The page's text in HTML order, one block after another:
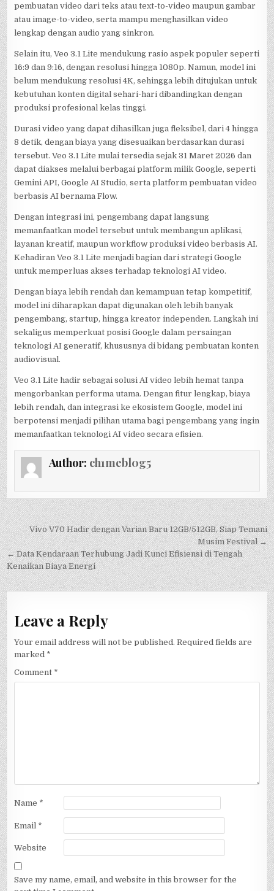
pembuatan video dari teks atau text-to-video maupun gambar
atau image-to-video, serta mampu menghasilkan video
lengkap dengan audio yang sinkron.
Selain itu, Veo 3.1 Lite mendukung rasio aspek populer seperti
16:9 dan 9:16, dengan resolusi hingga 1080p. Namun, model ini
belum mendukung resolusi 4K, sehingga lebih ditujukan untuk
kebutuhan konten digital sehari-hari dibandingkan dengan
produksi profesional kelas tinggi.
Durasi video yang dapat dihasilkan juga fleksibel, dari 4 hingga
8 detik, dengan biaya yang disesuaikan berdasarkan durasi
tersebut. Veo 3.1 Lite mulai tersedia sejak 31 Maret 2026 dan
dapat diakses melalui berbagai platform milik Google, seperti
Gemini API, Google AI Studio, serta platform pembuatan video
berbasis AI bernama Flow.
Dengan integrasi ini, pengembang dapat langsung
memanfaatkan model tersebut untuk membangun aplikasi,
layanan kreatif, maupun workflow produksi video berbasis AI.
Kehadiran Veo 3.1 Lite menjadi bagian dari strategi Google
untuk memperluas akses terhadap teknologi AI video.
Dengan biaya lebih rendah dan kemampuan tetap kompetitif,
model ini diharapkan dapat digunakan oleh lebih banyak
pengembang, startup, hingga kreator independen. Langkah ini
sekaligus memperkuat posisi Google dalam persaingan
teknologi AI generatif, khususnya di bidang pembuatan konten
audiovisual.
Veo 3.1 Lite hadir sebagai solusi AI video lebih hemat tanpa
mengorbankan performa utama. Dengan fitur lengkap, biaya
lebih rendah, dan integrasi ke ekosistem Google, model ini
berpotensi menjadi pilihan utama bagi pengembang yang ingin
memanfaatkan teknologi AI video secara efisien.
Author: ch1mebl0g5
Post
navigation
Vivo V70 Hadir dengan Varian Baru 12GB/512GB, Siap Temani
Musim Festival →
← Data Kendaraan Terhubung Jadi Kunci Efisiensi di Tengah
Kenaikan Biaya Energi
Leave a Reply
Your email address will not be published. Required fields are
marked *
Comment *
Name *
Email *
Website
Save my name, email, and website in this browser for the